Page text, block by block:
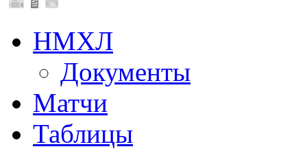
НМХЛ
Документы
Матчи
Таблицы